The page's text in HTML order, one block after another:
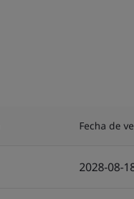
Fecha de
2028-08-